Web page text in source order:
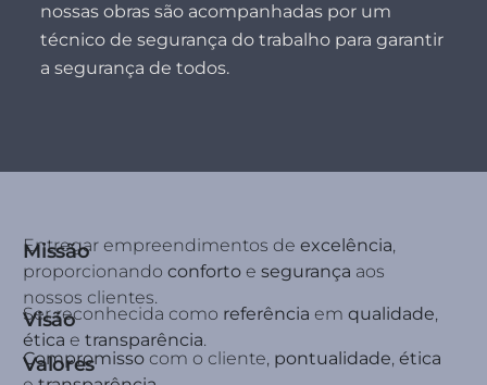
nossas obras são acompanhadas por um
técnico de segurança do trabalho para garantir
a segurança de todos.
Missão
Entregar empreendimentos deexcelência,
proporcionandoconforto esegurança aos
nossos clientes.
Visão
Ser reconhecida como referênciaemqualidade,
éticaetransparência.
Valores
Compromissocom o cliente, pontualidade,ética